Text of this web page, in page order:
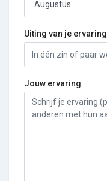
Uiting van je ervaring
Jouw ervaring